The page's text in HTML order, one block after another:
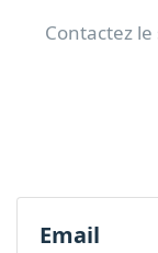
Contactez
Email